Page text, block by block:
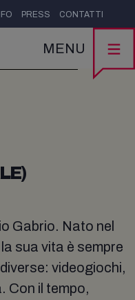
PRESS CONTATTI
MENU
Gabrio. Nato nel
sua vita è sempre
videogiochi,
Con il tempo,